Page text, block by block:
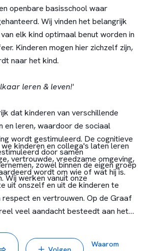
openbare basisschool waar
Wij vinden het belangrijk
elk kind optimaal benut worden in
Kinderen mogen hier zichzelf zijn,
naar het kind.
leren & leven!'
dat kinderen van verschillende
en leren, waardoor de sociaal
wordt gestimuleerd. De cognitieve
door samen
zowel binnen de eigen groep
Wij werken vanuit onze
kinderen en collega's laten leren
vertrouwde, vreedzame omgeving,
wordt om wie of wat hij is.
uit onszelf en uit de kinderen te
en vertrouwen. Op de Graaf
veel aandacht besteedt aan het
om te gaan, elkaar te
Waarom